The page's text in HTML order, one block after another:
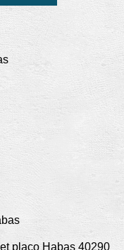
placo Habas 40290